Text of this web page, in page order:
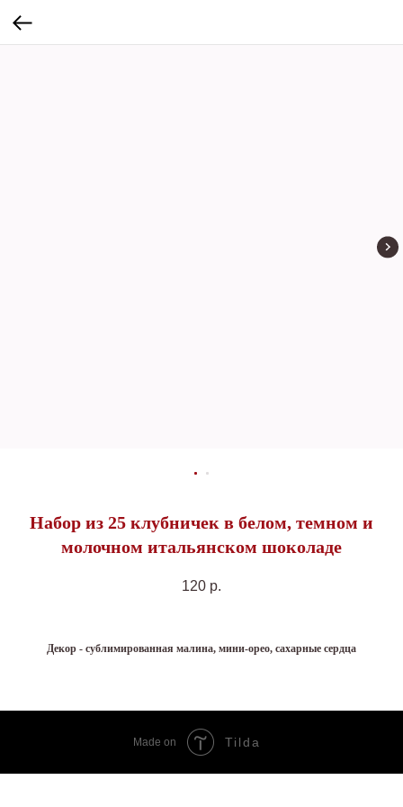
Набор из 25 клубничек в белом, темном и
молочном итальянском шоколаде
120 р.
Декор - сублимированная малина, мини-орео, сахарные сердца
Made on Tilda